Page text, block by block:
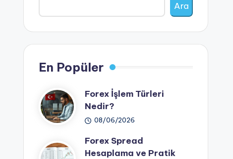
Ara
En Popüler
Forex İşlem Türleri
Nedir?
08/06/2026
Forex Spread
Hesaplama ve Pratik